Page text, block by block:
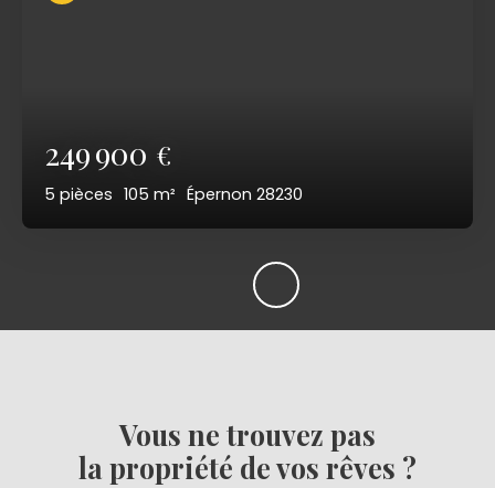
249 900 €
5 pièces 105 m² Épernon 28230
Vous ne trouvez pas
la propriété de vos rêves ?